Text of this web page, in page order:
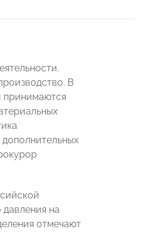
В
принимаются
на
отмечают